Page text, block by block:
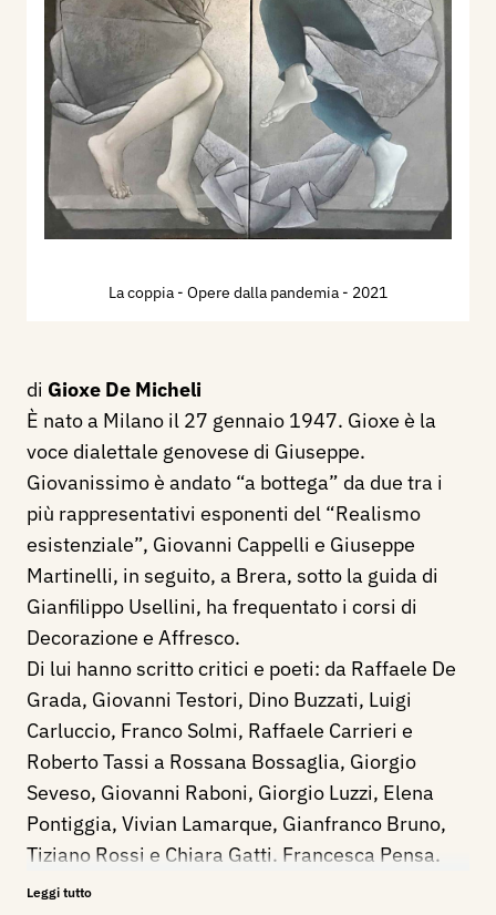
La coppia - Opere dalla pandemia - 2021
di Gioxe De Micheli
È nato a Milano il 27 gennaio 1947. Gioxe è la
voce dialettale genovese di Giuseppe.
Giovanissimo è andato “a bottega” da due tra i
più rappresentativi esponenti del “Realismo
esistenziale”, Giovanni Cappelli e Giuseppe
Martinelli, in seguito, a Brera, sotto la guida di
Gianfilippo Usellini, ha frequentato i corsi di
Decorazione e Affresco.
Di lui hanno scritto critici e poeti: da Raffaele De
Grada, Giovanni Testori, Dino Buzzati, Luigi
Carluccio, Franco Solmi, Raffaele Carrieri e
Roberto Tassi a Rossana Bossaglia, Giorgio
Seveso, Giovanni Raboni, Giorgio Luzzi, Elena
Pontiggia, Vivian Lamarque, Gianfranco Bruno,
Tiziano Rossi e Chiara Gatti. Francesca Pensa.
Nel 1994 ha realizzato per il Palazzo di Giustizia
Leggi tutto